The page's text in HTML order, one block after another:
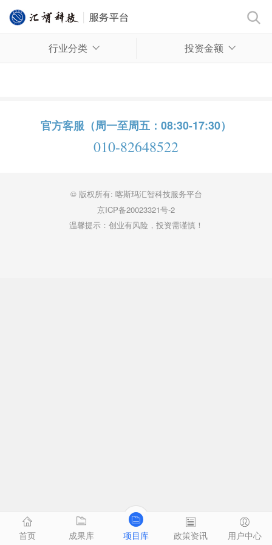
行业分类 投资金额
首页 成果库 项目库 政策资讯 用户中心
官方客服（周一至周五：08:30-17:30）
010-82648522
© 版权所有: 喀斯玛汇智科技服务平台
京ICP备20023321号-2
温馨提示：创业有风险，投资需谨慎！